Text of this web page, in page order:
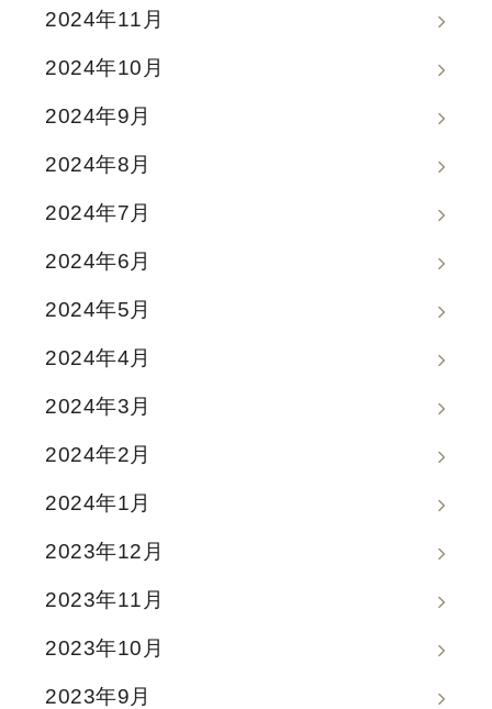
2024年11月
2024年10月
2024年9月
2024年8月
2024年7月
2024年6月
2024年5月
2024年4月
2024年3月
2024年2月
2024年1月
2023年12月
2023年11月
2023年10月
2023年9月